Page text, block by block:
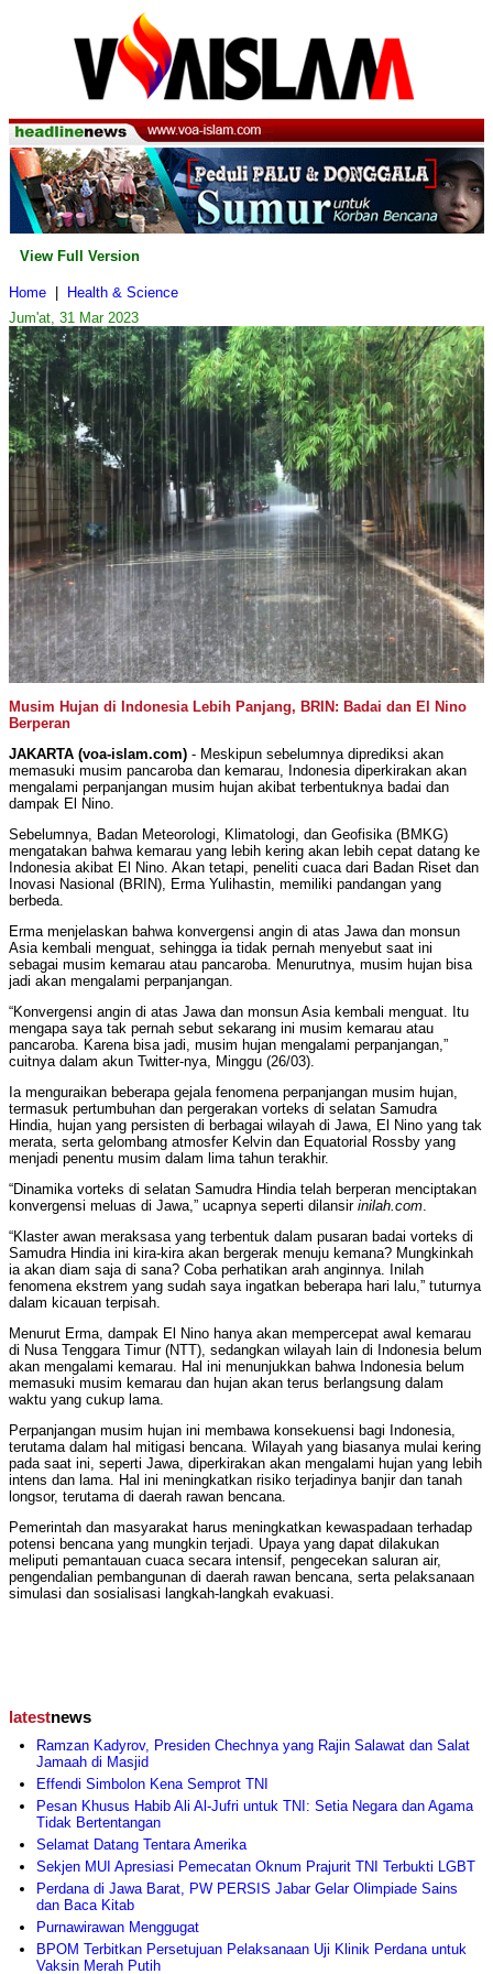
View Full Version
Home
Health & Science
Jum'at, 31 Mar 2023
Musim Hujan di Indonesia Lebih Panjang, BRIN: Badai dan El Nino
Berperan
JAKARTA (voa-islam.com) - Meskipun sebelumnya diprediksi akan
memasuki musim pancaroba dan kemarau, Indonesia diperkirakan akan
mengalami perpanjangan musim hujan akibat terbentuknya badai dan
dampak El Nino.
Sebelumnya, Badan Meteorologi, Klimatologi, dan Geofisika (BMKG)
mengatakan bahwa kemarau yang lebih kering akan lebih cepat datang ke
Indonesia akibat El Nino. Akan tetapi, peneliti cuaca dari Badan Riset dan
Inovasi Nasional (BRIN), Erma Yulihastin, memiliki pandangan yang
berbeda.
Erma menjelaskan bahwa konvergensi angin di atas Jawa dan monsun
Asia kembali menguat, sehingga ia tidak pernah menyebut saat ini
sebagai musim kemarau atau pancaroba. Menurutnya, musim hujan bisa
jadi akan mengalami perpanjangan.
“Konvergensi angin di atas Jawa dan monsun Asia kembali menguat. Itu
mengapa saya tak pernah sebut sekarang ini musim kemarau atau
pancaroba. Karena bisa jadi, musim hujan mengalami perpanjangan,”
cuitnya dalam akun Twitter-nya, Minggu (26/03).
Ia menguraikan beberapa gejala fenomena perpanjangan musim hujan,
termasuk pertumbuhan dan pergerakan vorteks di selatan Samudra
Hindia, hujan yang persisten di berbagai wilayah di Jawa, El Nino yang tak
merata, serta gelombang atmosfer Kelvin dan Equatorial Rossby yang
menjadi penentu musim dalam lima tahun terakhir.
“Dinamika vorteks di selatan Samudra Hindia telah berperan menciptakan
konvergensi meluas di Jawa,” ucapnya seperti dilansir inilah.com.
“Klaster awan meraksasa yang terbentuk dalam pusaran badai vorteks di
Samudra Hindia ini kira-kira akan bergerak menuju kemana? Mungkinkah
ia akan diam saja di sana? Coba perhatikan arah anginnya. Inilah
fenomena ekstrem yang sudah saya ingatkan beberapa hari lalu,” tuturnya
dalam kicauan terpisah.
Menurut Erma, dampak El Nino hanya akan mempercepat awal kemarau
di Nusa Tenggara Timur (NTT), sedangkan wilayah lain di Indonesia belum
akan mengalami kemarau. Hal ini menunjukkan bahwa Indonesia belum
memasuki musim kemarau dan hujan akan terus berlangsung dalam
waktu yang cukup lama.
Perpanjangan musim hujan ini membawa konsekuensi bagi Indonesia,
terutama dalam hal mitigasi bencana. Wilayah yang biasanya mulai kering
pada saat ini, seperti Jawa, diperkirakan akan mengalami hujan yang lebih
intens dan lama. Hal ini meningkatkan risiko terjadinya banjir dan tanah
longsor, terutama di daerah rawan bencana.
Pemerintah dan masyarakat harus meningkatkan kewaspadaan terhadap
potensi bencana yang mungkin terjadi. Upaya yang dapat dilakukan
meliputi pemantauan cuaca secara intensif, pengecekan saluran air,
pengendalian pembangunan di daerah rawan bencana, serta pelaksanaan
simulasi dan sosialisasi langkah-langkah evakuasi.
latestnews
Ramzan Kadyrov, Presiden Chechnya yang Rajin Salawat dan Salat
Jamaah di Masjid
Effendi Simbolon Kena Semprot TNI
Pesan Khusus Habib Ali Al-Jufri untuk TNI: Setia Negara dan Agama
Tidak Bertentangan
Selamat Datang Tentara Amerika
Sekjen MUI Apresiasi Pemecatan Oknum Prajurit TNI Terbukti LGBT
Perdana di Jawa Barat, PW PERSIS Jabar Gelar Olimpiade Sains
dan Baca Kitab
Purnawirawan Menggugat
BPOM Terbitkan Persetujuan Pelaksanaan Uji Klinik Perdana untuk
Vaksin Merah Putih